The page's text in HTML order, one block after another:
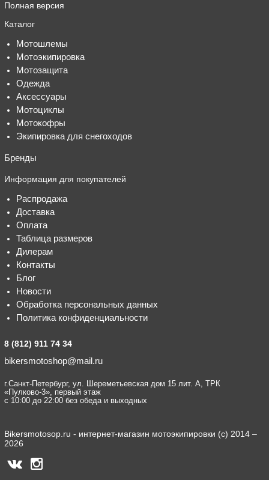
Полная версия
Каталог
Мотошлемы
Мотоэкипировка
Мотозащита
Одежда
Аксессуары
Мотоциклы
Мотокофры
Экипировка для снегоходов
Бренды
Информация для покупателей
Распродажа
Доставка
Оплата
Таблица размеров
Дилерам
Контакты
Блог
Новости
Обработка персональных данных
Политика конфиденциальности
8 (812) 911 74 34
bikersmotoshop@mail.ru
г.Санкт-Петербург, ул. Шереметьевская дом 15 лит. А, ТРК
«Пулково-3», первый этаж
с 10:00 до 22:00 без обеда и выходных
Bikersmotosop.ru - интернет-магазин мотоэкипировки (c) 2014 –
2026